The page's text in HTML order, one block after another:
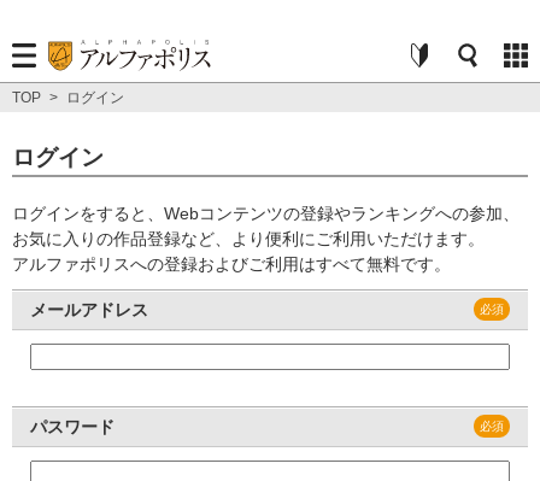
TOP > ログイン
ログイン
ログインをすると、Webコンテンツの登録やランキングへの参加、
お気に入りの作品登録など、より便利にご利用いただけます。
アルファポリスへの登録およびご利用はすべて無料です。
メールアドレス
パスワード